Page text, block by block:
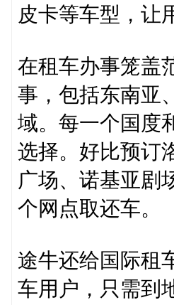
皮卡等车型，让
在租车办事笼盖
事，包括东南亚
域。每一个国度
选择。好比预订
广场、诺基亚剧
个网点取还车。
途牛还给国际租
车用户，只需到